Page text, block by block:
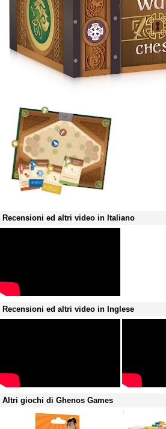
Recensioni ed altri video in Italiano
Recensioni ed altri video in Inglese
Altri giochi di Ghenos Games